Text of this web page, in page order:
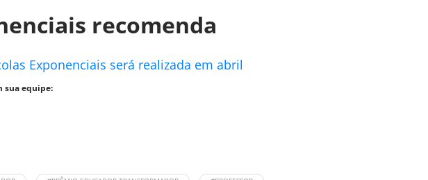
recomenda
Exponenciais será realizada em abril
sua equipe: